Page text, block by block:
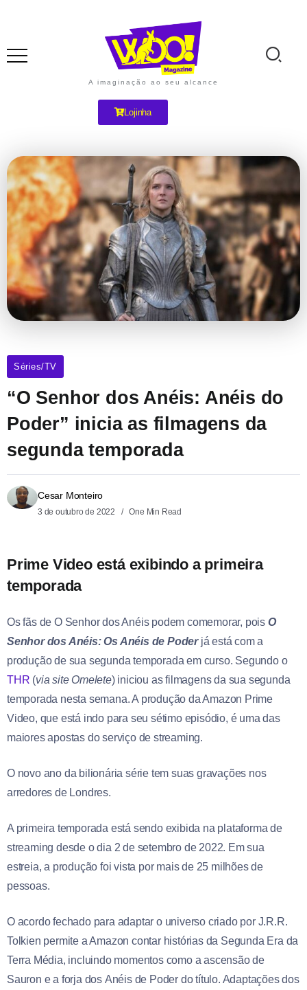
A imaginação ao seu alcance
Lojinha
Séries/TV
“O Senhor dos Anéis: Anéis do
Poder” inicia as filmagens da
segunda temporada
Cesar Monteiro
3 de outubro de 2022 One Min Read
Prime Video está exibindo a primeira
temporada
Os fãs de O Senhor dos Anéis podem comemorar, pois O
Senhor dos Anéis: Os Anéis de Poderjá está com a
produção de sua segunda temporada em curso. Segundo o
THR (via site Omelete) iniciou as filmagens da sua segunda
temporada nesta semana. A produção da Amazon Prime
Video, que está indo para seu sétimo episódio, é uma das
maiores apostas do serviço de streaming.
O novo ano da bilionária série tem suas gravações nos
arredores de Londres.
A primeira temporada está sendo exibida na plataforma de
streaming desde o dia 2 de setembro de 2022. Em sua
estreia, a produção foi vista por mais de 25 milhões de
pessoas.
O acordo fechado para adaptar o universo criado por J.R.R.
Tolkien permite a Amazon contar histórias da Segunda Era da
Terra Média, incluindo momentos como a ascensão de
Sauron e a forja dos Anéis de Poder do título. Adaptações dos